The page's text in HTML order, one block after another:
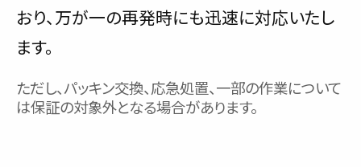
おり、万が一の再発時にも迅速に対応いたし
ます。
ただし、パッキン交換、応急処置、一部の作業について
は保証の対象外となる場合があります。